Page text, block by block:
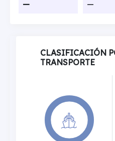
— —
CLASIFICACIÓN
TRANSPORTE